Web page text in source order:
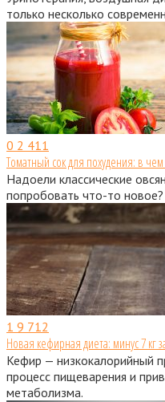
только несколько
0 2 411
Томатный сок для похудения: в чем
Надоели классические
попробовать что-то
1 9 712
Новая кефирная диета: минус 7 кг
Кефир — низкокалорийный
процесс пищеварения и
метаболизма.